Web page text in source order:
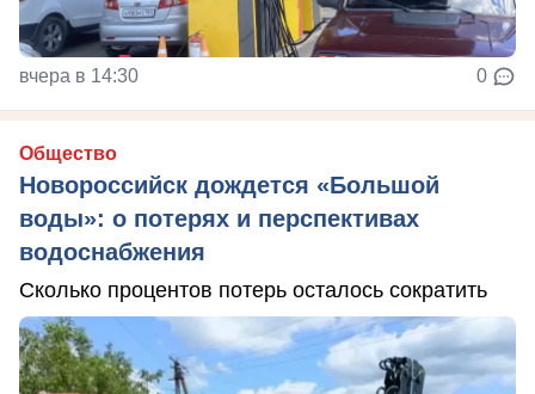
вчера в 14:30 0
Общество
Новороссийск дождется «Большой
воды»: о потерях и перспективах
водоснабжения
Сколько процентов потерь осталось сократить